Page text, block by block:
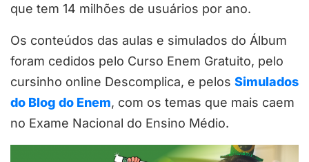
que tem 14 milhões de usuários por ano.
Os conteúdos das aulas e simulados do Álbum
foram cedidos pelo Curso Enem Gratuito, pelo
cursinho online Descomplica, e pelos Simulados
do Blog do Enem, com os temas que mais caem
no Exame Nacional do Ensino Médio.